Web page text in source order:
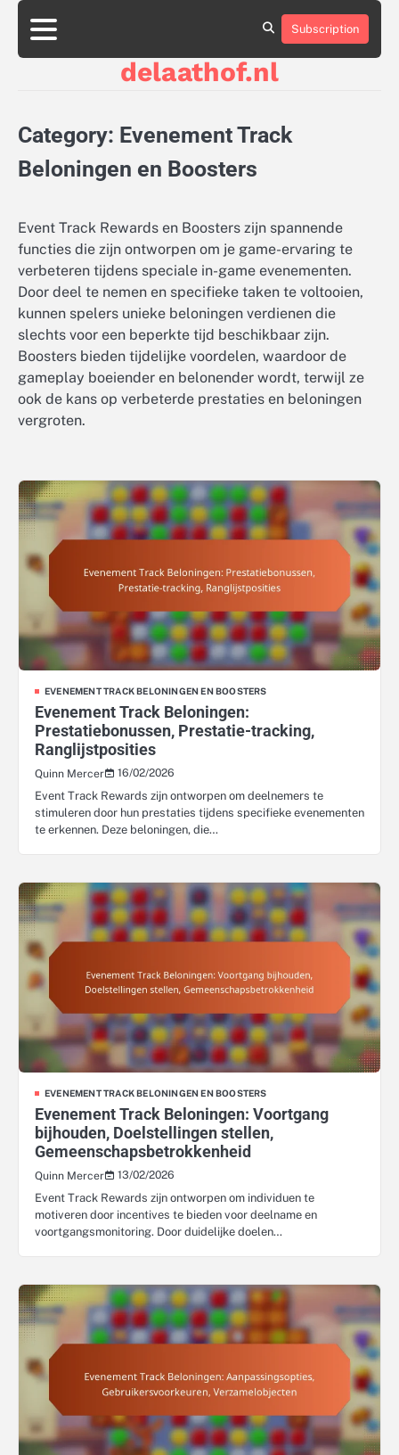
Skip
content
About
Contact
Cookie
Privacy
Sitemap
Terms
Conditions
Subscription
delaathof.nl
Category: Evenement Track
Beloningen en Boosters
Event Track Rewards en Boosters zijn spannende
functies die zijn ontworpen om je game-ervaring te
verbeteren tijdens speciale in-game evenementen.
Door deel te nemen en specifieke taken te voltooien,
kunnen spelers unieke beloningen verdienen die
slechts voor een beperkte tijd beschikbaar zijn.
Boosters bieden tijdelijke voordelen, waardoor de
gameplay boeiender en belonender wordt, terwijl ze
ook de kans op verbeterde prestaties en beloningen
vergroten.
EVENEMENT TRACK BELONINGEN EN BOOSTERS
Evenement Track Beloningen:
Prestatiebonussen, Prestatie-tracking,
Ranglijstposities
Quinn Mercer
16/02/2026
Event Track Rewards zijn ontworpen om deelnemers te
stimuleren door hun prestaties tijdens specifieke evenementen
te erkennen. Deze beloningen, die…
EVENEMENT TRACK BELONINGEN EN BOOSTERS
Evenement Track Beloningen: Voortgang
bijhouden, Doelstellingen stellen,
Gemeenschapsbetrokkenheid
Quinn Mercer
13/02/2026
Event Track Rewards zijn ontworpen om individuen te
motiveren door incentives te bieden voor deelname en
voortgangsmonitoring. Door duidelijke doelen…